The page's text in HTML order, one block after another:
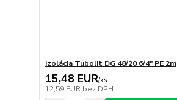
Izolácia Tubolit DG 48/20 6/4" PE 2m
15,48 EUR/ks
12,59 EUR bez DPH